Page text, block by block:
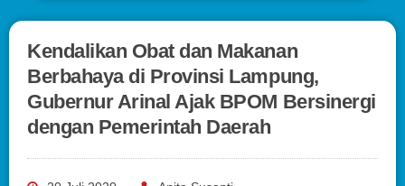
Kendalikan Obat dan Makanan
Berbahaya di Provinsi Lampung,
Gubernur Arinal Ajak BPOM Bersinergi
dengan Pemerintah Daerah